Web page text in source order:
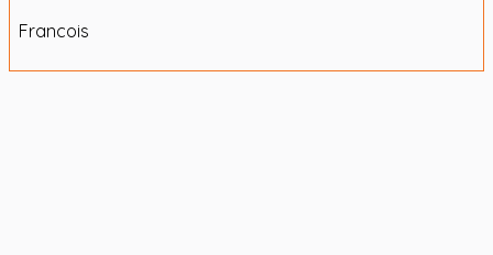
Francois